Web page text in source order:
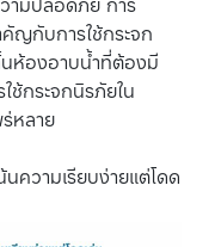
ญกับการใช้กระจก
นห้องอาบน้ำที่ต้องมี
ช้กระจกนิรภัยใน
หลาย
ความเรียบง่ายแต่โดด